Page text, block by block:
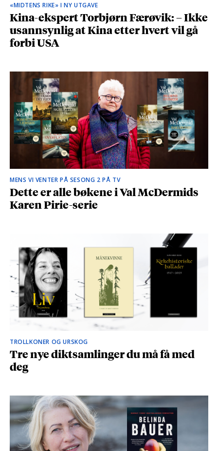
«MIDTENS RIKE» I NY UTGAVE
Kina-ekspert Torbjørn Færøvik: – Ikke
usannsynlig at Kina etter hvert vil gå
forbi USA
MENS VI VENTER PÅ SESONG 2 PÅ TV
Dette er alle bøkene i Val McDermids
Karen Pirie-serie
TROLLKONER OG URSKOG
Tre nye diktsamlinger du må få med
deg